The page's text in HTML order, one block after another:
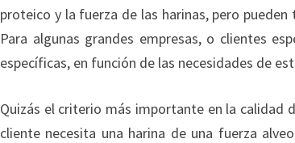
proteico y la fuerza de las harinas, pero
Para algunas grandes empresas, o clientes
específicas, en función de las necesidades de
Quizás el criterio más importante en la calidad
cliente necesita una harina de una fuerza